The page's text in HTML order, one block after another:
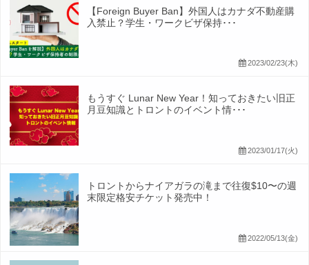
【Foreign Buyer Ban】外国人はカナダ不動産購
入禁止？学生・ワークビザ保持･･･
2023/02/23(木)
もうすぐ Lunar New Year！知っておきたい旧正
月豆知識とトロントのイベント情･･･
2023/01/17(火)
トロントからナイアガラの滝まで往復$10〜の週
末限定格安チケット発売中！
2022/05/13(金)